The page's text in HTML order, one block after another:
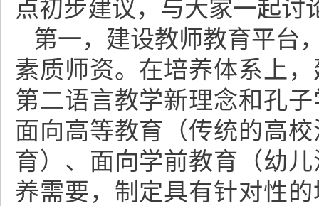
点初步建议，与大家一起讨
第一，建设教师教育平台
素质师资。在培养体系上
第二语言教学新理念和孔
面向高等教育（传统的高
育）、面向学前教育（幼
养需要，制定具有针对性